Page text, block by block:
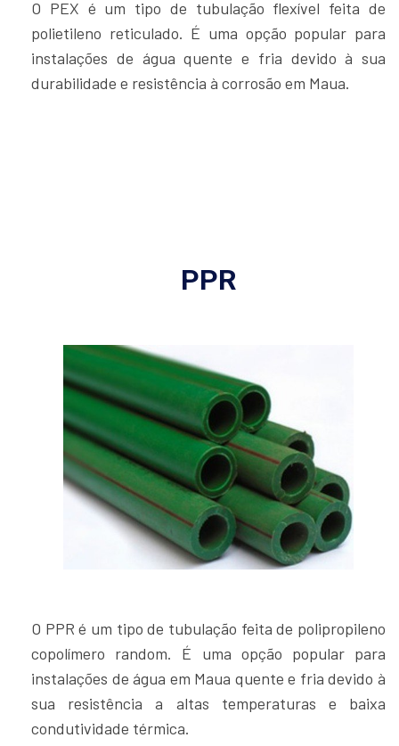
O PEX é um tipo de tubulação flexível feita de
polietileno reticulado. É uma opção popular para
instalações de água quente e fria devido à sua
durabilidade e resistência à corrosão em Maua.
PPR
O PPR é um tipo de tubulação feita de polipropileno
copolímero random. É uma opção popular para
instalações de água em Maua quente e fria devido à
sua resistência a altas temperaturas e baixa
condutividade térmica.